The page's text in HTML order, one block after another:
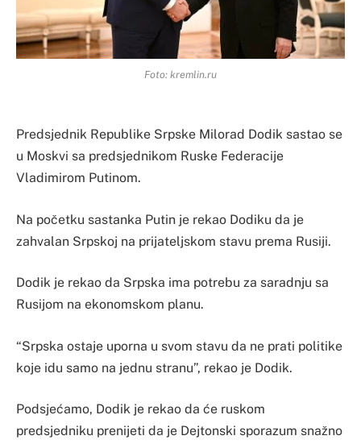
Foto: kremlin.ru
Predsjednik Republike Srpske Milorad Dodik sastao se
u Moskvi sa predsjednikom Ruske Federacije
Vladimirom Putinom.
Na početku sastanka Putin je rekao Dodiku da je
zahvalan Srpskoj na prijateljskom stavu prema Rusiji.
Dodik je rekao da Srpska ima potrebu za saradnju sa
Rusijom na ekonomskom planu.
“Srpska ostaje uporna u svom stavu da ne prati politike
koje idu samo na jednu stranu”, rekao je Dodik.
Podsjećamo, Dodik je rekao da će ruskom
predsjedniku prenijeti da je Dejtonski sporazum snažno